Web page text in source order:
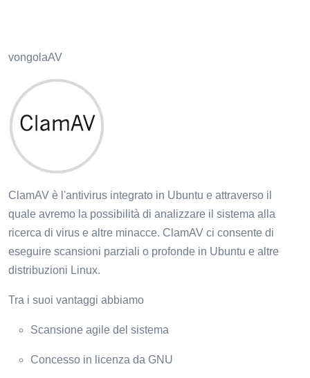
vongolaAV
ClamAV è l'antivirus integrato in Ubuntu e attraverso il
quale avremo la possibilità di analizzare il sistema alla
ricerca di virus e altre minacce. ClamAV ci consente di
eseguire scansioni parziali o profonde in Ubuntu e altre
distribuzioni Linux.
Tra i suoi vantaggi abbiamo
Scansione agile del sistema
Concesso in licenza da GNU